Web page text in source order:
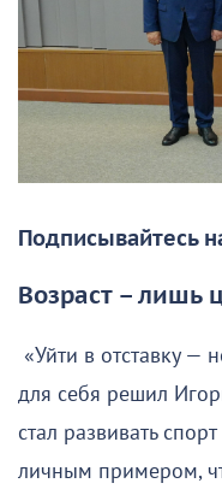
Подписывайтесь
Возраст – лишь
«Уйти в отставку —
для себя решил
стал развивать
личным примером,